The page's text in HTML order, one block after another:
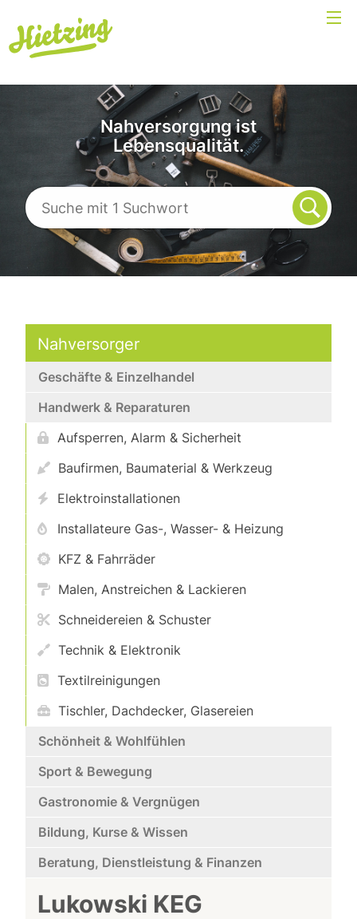
Nahversorgung ist
Lebensqualität.
Nahversorger
Geschäfte & Einzelhandel
Handwerk & Reparaturen
Aufsperren, Alarm & Sicherheit
Baufirmen, Baumaterial & Werkzeug
Elektroinstallationen
Installateure Gas-, Wasser- & Heizung
KFZ & Fahrräder
Malen, Anstreichen & Lackieren
Schneidereien & Schuster
Technik & Elektronik
Textilreinigungen
Tischler, Dachdecker, Glasereien
Schönheit & Wohlfühlen
Sport & Bewegung
Gastronomie & Vergnügen
Bildung, Kurse & Wissen
Beratung, Dienstleistung & Finanzen
Lukowski KEG